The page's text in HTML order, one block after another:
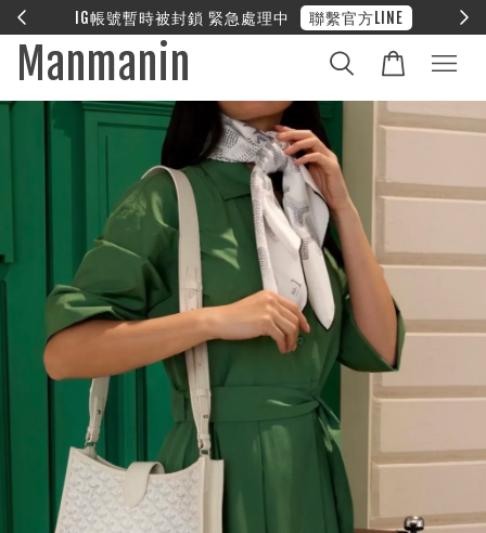
❤︎ 全館滿兩萬享免運
Manmanin